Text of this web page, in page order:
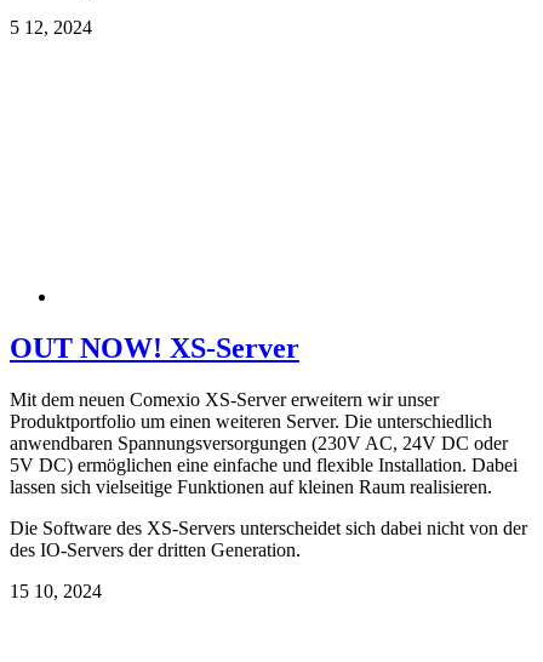
5 12, 2024
OUT NOW! XS-Server
Mit dem neuen Comexio XS-Server erweitern wir unser
Produktportfolio um einen weiteren Server. Die unterschiedlich
anwendbaren Spannungsversorgungen (230V AC, 24V DC oder
5V DC) ermöglichen eine einfache und flexible Installation. Dabei
lassen sich vielseitige Funktionen auf kleinen Raum realisieren.
Die Software des XS-Servers unterscheidet sich dabei nicht von der
des IO-Servers der dritten Generation.
15 10, 2024